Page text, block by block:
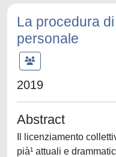
La procedura
personale
2019
Abstract
Il licenziamento
pià¹ attuali e